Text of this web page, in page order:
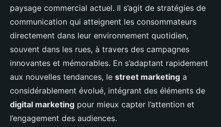
paysage commercial actuel. Il s’agit de stratégies de
communication qui atteignent les consommateurs
directement dans leur environnement quotidien,
souvent dans les rues, à travers des campagnes
innovantes et mémorables. En s’adaptant rapidement
aux nouvelles tendances, le street marketing a
considérablement évolué, intégrant des éléments de
digital marketing pour mieux capter l’attention et
l’engagement des audiences.